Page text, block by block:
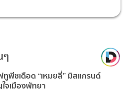
ๆ
ทูพีชเดือด “เหมยลี่” มิสแกรนด์
จเมืองพัทยา